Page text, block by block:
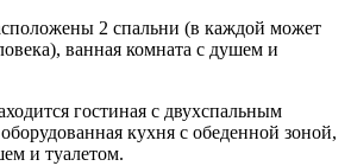
2 спальни (в каждой может
ванная комната с душем и
гостиная с двухспальным
кухня с обеденной зоной,
и туалетом.